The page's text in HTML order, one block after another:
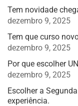
Tem novidade
dezembro 9, 2025
Tem que curso
dezembro 9, 2025
Por que escolher
dezembro 9, 2025
Escolher a
experiência.